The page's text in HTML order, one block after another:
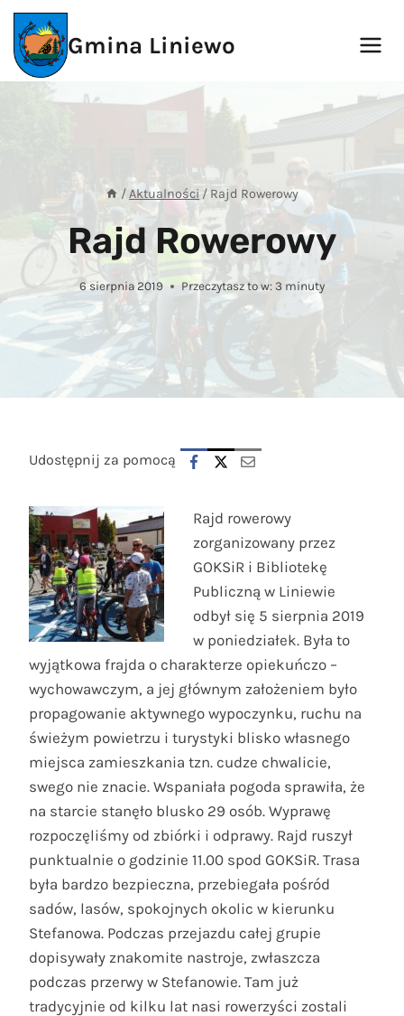
Przejdź
treści
Gmina Liniewo
/Aktualności / Rajd Rowerowy
Rajd Rowerowy
6 sierpnia 2019 Przeczytasz to w: 3 minuty
Udostępnij za pomocą
Rajd rowerowy
zorganizowany przez
GOKSiR i Bibliotekę
Publiczną w Liniewie
odbył się 5 sierpnia 2019
w poniedziałek. Była to
wyjątkowa frajda o charakterze opiekuńczo –
wychowawczym, a jej głównym założeniem było
propagowanie aktywnego wypoczynku, ruchu na
świeżym powietrzu i turystyki blisko własnego
miejsca zamieszkania tzn. cudze chwalicie,
swego nie znacie. Wspaniała pogoda sprawiła, że
na starcie stanęło blusko 29 osób. Wyprawę
rozpoczęliśmy od zbiórki i odprawy. Rajd ruszył
punktualnie o godzinie 11.00 spod GOKSiR. Trasa
była bardzo bezpieczna, przebiegała pośród
sadów, lasów, spokojnych okolic w kierunku
Stefanowa. Podczas przejazdu całej grupie
dopisywały znakomite nastroje, zwłaszcza
podczas przerwy w Stefanowie. Tam już
tradycyjnie od kilku lat nasi rowerzyści zostali